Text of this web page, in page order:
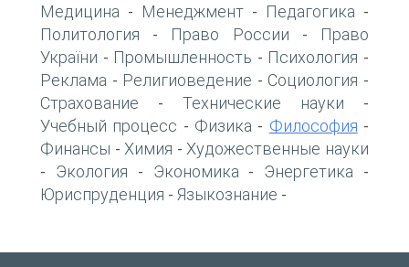
Медицина - Менеджмент - Педагогика -
Политология - Право России -
Право
України - Промышленность - Психология -
Реклама - Религиоведение - Социология -
Страхование - Технические науки -
Учебный процесс - Физика - Философия -
Финансы - Химия - Художественные науки
- Экология - Экономика - Энергетика -
Юриспруденция - Языкознание -